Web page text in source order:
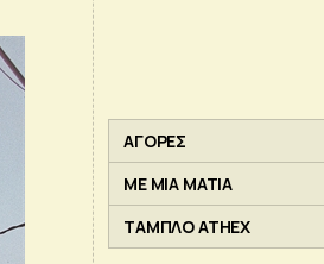
ΑΓΟΡΕΣ
ΜΕ ΜΙΑ ΜΑΤΙΑ
ΤΑΜΠΛΟ ATHEX